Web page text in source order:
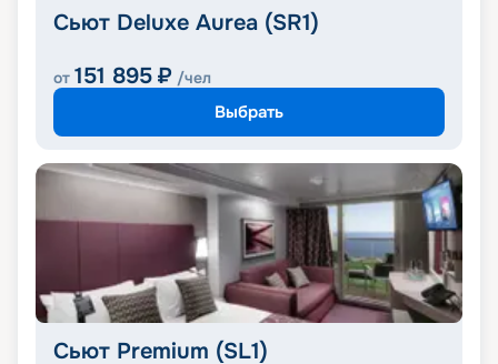
Сьют Deluxe Aurea (SR1)
от 151 895 ₽ /чел
Выбрать
Сьют Premium (SL1)